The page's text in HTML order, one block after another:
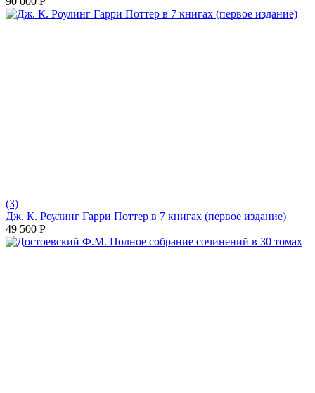
(3)
Дж. К. Роулинг Гарри Поттер в 7 книгах (первое издание)
49 500 Р